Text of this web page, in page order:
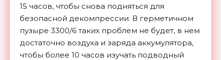
15 часов, чтобы снова подняться для
безопасной декомпрессии. В герметичном
пузыре 3300/6 таких проблем не будет, в нем
достаточно воздуха и заряда аккумулятора,
чтобы более 10 часов изучать подводный